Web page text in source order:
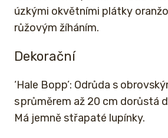
úzkými okvětními plátky
růžovým žíháním.
Dekorační
‘Hale Bopp’: Odrůda s
s průměrem až 20 cm dorůstá
Má jemně střapaté lupínky.